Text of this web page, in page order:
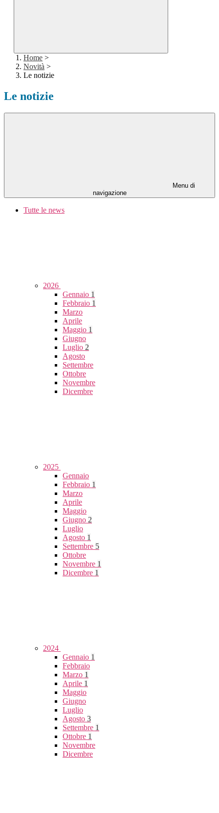
Home >
Novità >
Le notizie
Le notizie
Menu di
navigazione
Tutte le news
2026
Gennaio 1
Febbraio 1
Marzo
Aprile
Maggio 1
Giugno
Luglio 2
Agosto
Settembre
Ottobre
Novembre
Dicembre
2025
Gennaio
Febbraio 1
Marzo
Aprile
Maggio
Giugno 2
Luglio
Agosto 1
Settembre 5
Ottobre
Novembre 1
Dicembre 1
2024
Gennaio 1
Febbraio
Marzo 1
Aprile 1
Maggio
Giugno
Luglio
Agosto 3
Settembre 1
Ottobre 1
Novembre
Dicembre